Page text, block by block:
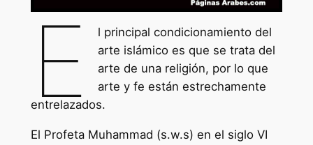
E
l principal condicionamiento del
arte islámico es que se trata del
arte de una religión, por lo que
arte y fe están estrechamente
entrelazados.
El Profeta Muhammad (s.w.s) en el siglo VI